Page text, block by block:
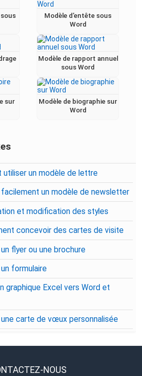
Modèle d’entête sous
Word
Modèle de rapport annuel
sous Word
sur
Modèle de biographie sur
Word
utiliser un modèle de lettre
un modèle de newsletter
et modification des styles
concevoir des cartes de visite
flyer ou une brochure
formulaire
graphique Excel vers Word et
carte de vœux personnalisée
NOUS